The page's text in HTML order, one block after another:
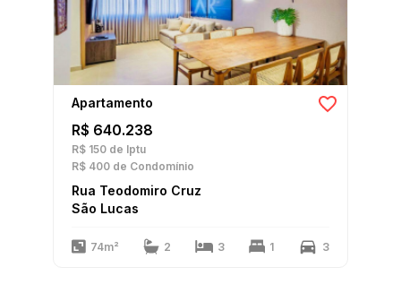
Apartamento
R$ 640.238
R$ 150 de Iptu
R$ 400 de Condomínio
Rua Teodomiro Cruz
São Lucas
74m² 2 3 1 3